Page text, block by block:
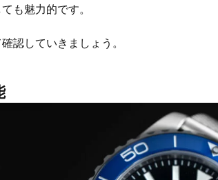
も魅力的です。
認していきましょう。